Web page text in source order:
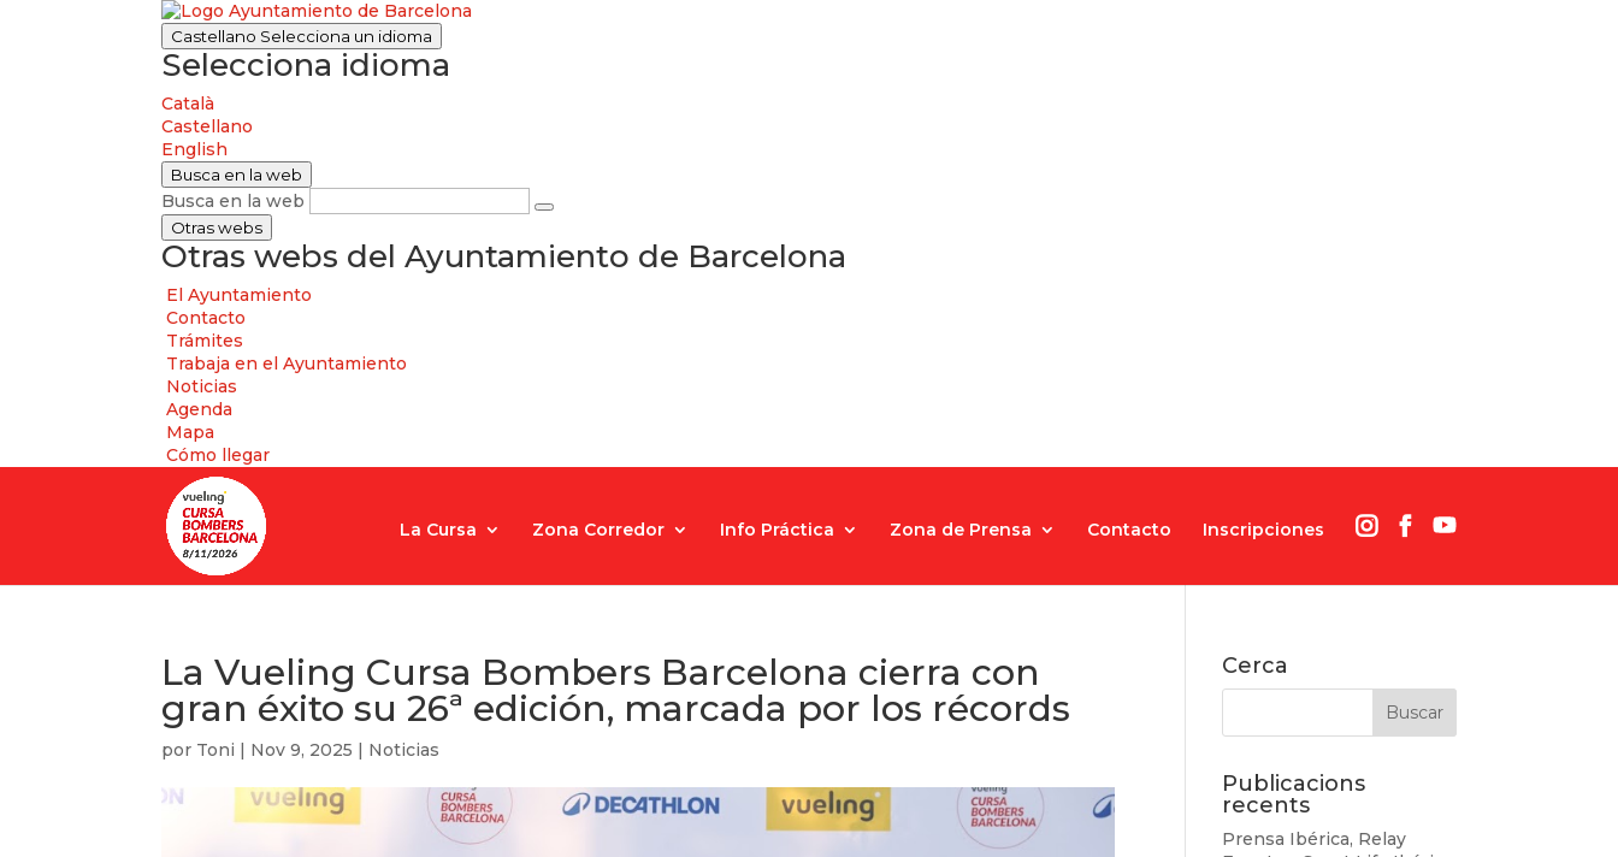
Castellano Selecciona un idioma
Selecciona idioma
Català
Castellano
English
Busca en la web
Busca en la web
Otras webs
Otras webs del Ayuntamiento de Barcelona
El Ayuntamiento
Contacto
Trámites
Trabaja en el Ayuntamiento
Noticias
Agenda
Mapa
Cómo llegar
La Cursa Zona Corredor Info Práctica Zona de Prensa Contacto Inscripciones
La Vueling Cursa Bombers Barcelona cierra con
gran éxito su 26ª edición, marcada por los récords
por Toni | Nov 9, 2025 | Noticias
Cerca
Publicacions
recents
Prensa Ibérica, Relay